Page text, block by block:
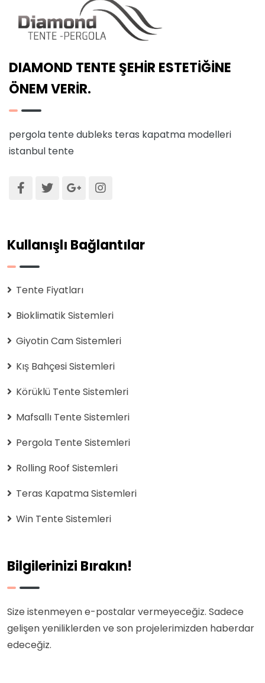
DIAMOND TENTE ŞEHİR ESTETİĞİNE
ÖNEM VERİR.
pergola tentedubleks teras kapatma modelleri
istanbul tente
Kullanışlı Bağlantılar
Tente Fiyatları
Bioklimatik Sistemleri
Giyotin Cam Sistemleri
Kış Bahçesi Sistemleri
Körüklü Tente Sistemleri
Mafsallı Tente Sistemleri
Pergola Tente Sistemleri
Rolling Roof Sistemleri
Teras Kapatma Sistemleri
Win Tente Sistemleri
Bilgilerinizi Bırakın!
Size istenmeyen e-postalar vermeyeceğiz. Sadece
gelişen yeniliklerden ve son projelerimizden haberdar
edeceğiz.